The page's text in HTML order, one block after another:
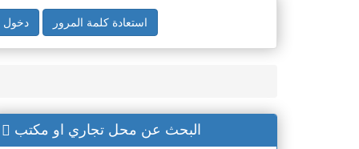
دخول استعادة كلمة المرور
البحث عن محل تجاري او مكتب